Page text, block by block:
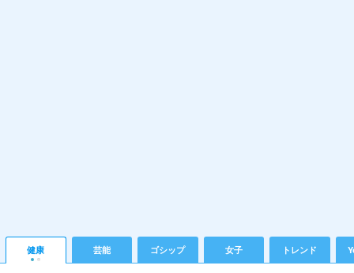
健康 芸能 ゴシップ 女子 トレンド